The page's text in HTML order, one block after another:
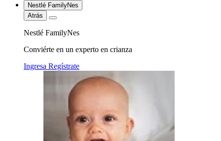
Nestlé FamilyNes
Atrás
Nestlé FamilyNes
Conviérte en un experto en crianza
Ingresa Regístrate